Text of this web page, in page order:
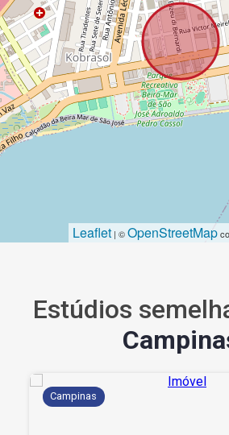
Leaflet | ©OpenStreetMap
Estúdios
Campinas